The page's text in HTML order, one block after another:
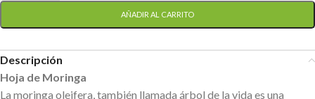
AÑADIR AL CARRITO
Descripción
Hoja de Moringa
La moringa oleifera, también llamada árbol de la vida es una